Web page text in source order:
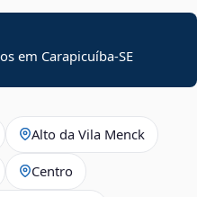
em Carapicuíba-SE
Alto da Vila Menck
Centro